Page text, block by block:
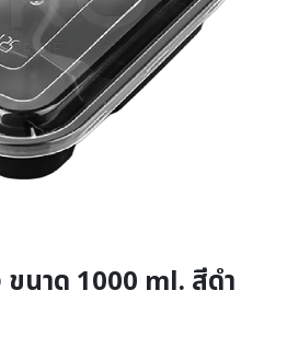
ขนาด 1000 ml. สีดำ